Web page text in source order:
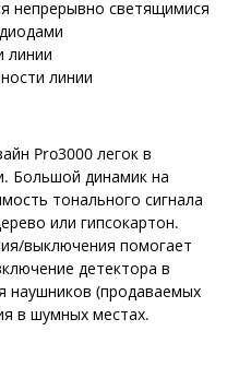
непрерывно светящимися
линии
линии
Pro3000 легок в
Большой динамик на
тонального сигнала
или гипсокартон.
выключения помогает
детектора в
наушников (продаваемых
в шумных местах.